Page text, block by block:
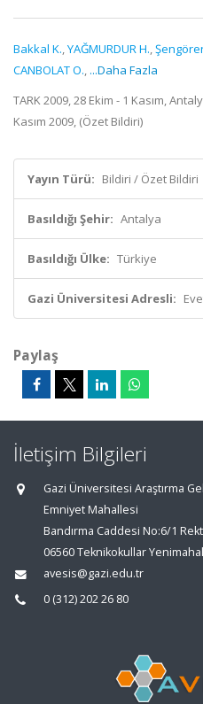
Bakkal K.,YAĞMURDUR H.,
CANBOLAT O., ...Daha Fazla
TARK 2009, 28 Ekim - 1 Kasım,
Kasım 2009, (Özet Bildiri)
Yayın Türü: Bildiri / Özet Bildiri
Basıldığı Şehir: Antalya
Basıldığı Ülke: Türkiye
Gazi Üniversitesi Adresli:
Paylaş
İletişim Bilgileri
Gazi Üniversitesi Araştırma
Emniyet Mahallesi
Bandırma Caddesi No:6/1
06560 Teknikokullar
avesis@gazi.edu.tr
0 (312) 202 26 80